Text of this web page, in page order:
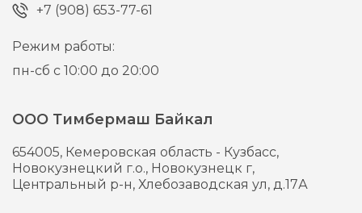
+7 (908) 653-77-61
Режим работы:
пн-сб с 10:00 до 20:00
ООО Тимбермаш Байкал
654005, Кемеровская область - Кузбасс,
Новокузнецкий г.о., Новокузнецк г,
Центральный р-н, Хлебозаводская ул, д.17А